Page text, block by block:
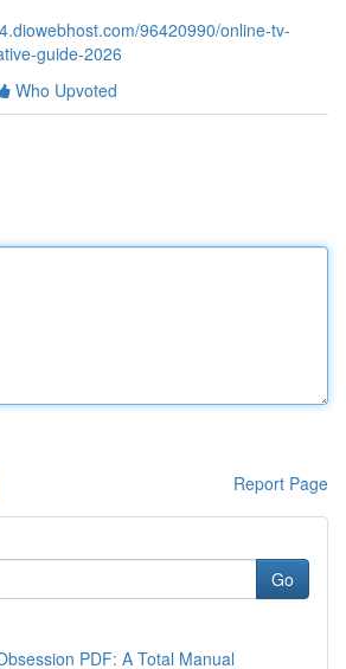
96420990/online-tv-
guide-2026
Who Upvoted
Report Page
Go
PDF: A Total Manual